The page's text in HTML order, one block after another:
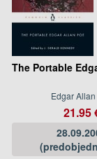
The Portable
Edgar
21.95